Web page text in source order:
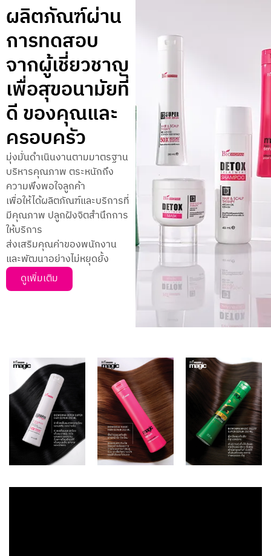
ผลิตภัณฑ์ผ่าน
การทดสอบ
จากผู้เชี่ยวชาญ
เพื่อสุขอนามัยที่
ดี ของคุณและ
ครอบครัว
มุ่งมั่นดำเนินงานตามมาตรฐาน
บริหารคุณภาพ ตระหนักถึง
ความพึงพอใจลูกค้า
เพื่อให้ได้ผลิตภัณฑ์และบริการที่
มีคุณภาพ ปลูกฝังจิตสำนึกการ
ให้บริการ
ส่งเสริมคุณค่าของพนักงาน
และพัฒนาอย่างไม่หยุดยั้ง
ดูเพิ่มเติม